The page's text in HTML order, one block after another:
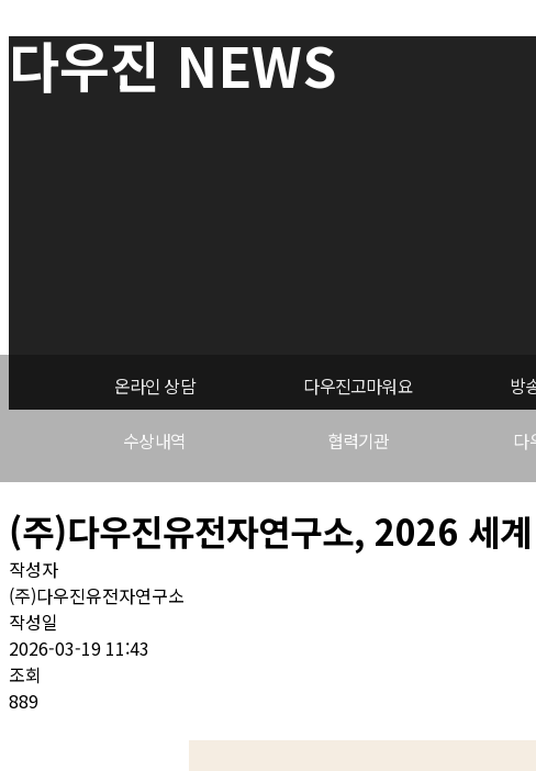
다우진 NEWS
온라인 상담 다우진고마워요 방
수상내역 협력기관 다
(주)다우진유전자연구소, 2026 세
작성자
(주)다우진유전자연구소
작성일
2026-03-19 11:43
조회
889